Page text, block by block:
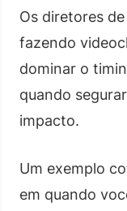
Os diretores
fazendo
dominar o
quando
impacto.
Um exemplo
em quando